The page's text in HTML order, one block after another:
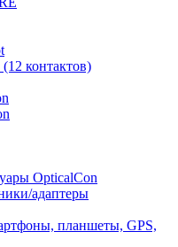
контактов)
OpticalCon
адаптеры
планшеты, GPS,